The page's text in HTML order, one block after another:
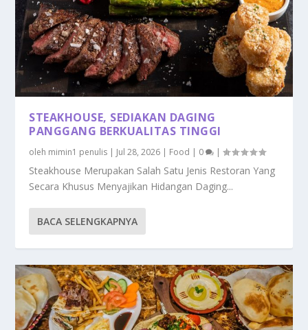
STEAKHOUSE, SEDIAKAN DAGING
PANGGANG BERKUALITAS TINGGI
oleh mimin1 penulis | Jul 28, 2026 | Food | 0 |
Steakhouse Merupakan Salah Satu Jenis Restoran Yang
Secara Khusus Menyajikan Hidangan Daging...
BACA SELENGKAPNYA